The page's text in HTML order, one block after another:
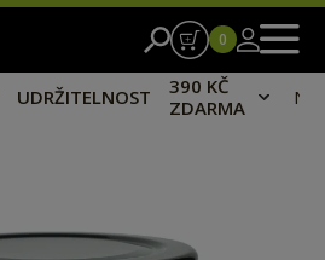
UDRŽITELNOST
390 KČ
ZDARMA
0